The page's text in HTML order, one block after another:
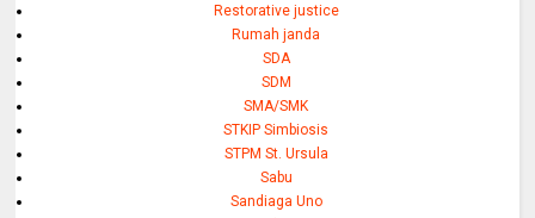
Restorative justice
Rumah janda
SDA
SDM
SMA/SMK
STKIP Simbiosis
STPM St. Ursula
Sabu
Sandiaga Uno